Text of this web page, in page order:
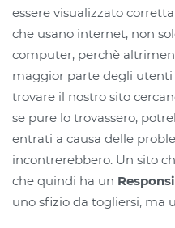
essere visualizzato
che usano internet, non
computer, perchè
maggior parte degli utenti
trovare il nostro sito
se pure lo trovassero,
entrati a causa delle
incontrerebbero. Un sito
che quindi ha un
uno sfizio da togliersi, ma